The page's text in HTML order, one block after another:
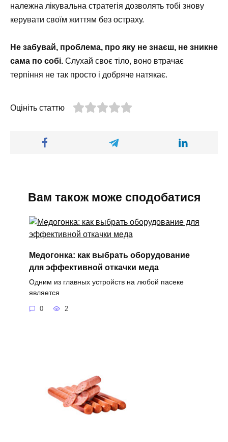
належна лікувальна стратегія дозволять тобі знову
керувати своїм життям без остраху.
Не забувай, проблема, про яку не знаєш, не зникне
сама по собі. Слухай своє тіло, воно втрачає
терпіння не так просто і добряче натякає.
Оцініть статтю
Вам також може сподобатися
Медогонка: как выбрать оборудование
для эффективной откачки меда
Одним из главных устройств на любой пасеке
является
0 2